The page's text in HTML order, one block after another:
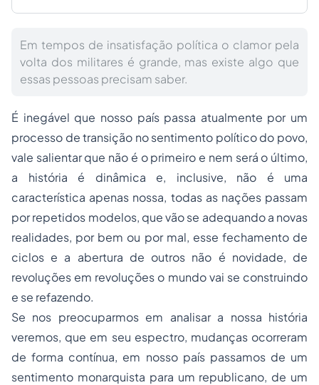
Em tempos de insatisfação política o clamor pela
volta dos militares é grande, mas existe algo que
essas pessoas precisam saber.
É inegável que nosso país passa atualmente por um
processo de transição no sentimento político do povo,
vale salientar que não é o primeiro e nem será o último,
a história é dinâmica e, inclusive, não é uma
característica apenas nossa, todas as nações passam
por repetidos modelos, que vão se adequando a novas
realidades, por bem ou por mal, esse fechamento de
ciclos e a abertura de outros não é novidade, de
revoluções em revoluções o mundo vai se construindo
e se refazendo.
Se nos preocuparmos em analisar a nossa história
veremos, que em seu espectro, mudanças ocorreram
de forma contínua, em nosso país passamos de um
sentimento monarquista para um republicano, de um